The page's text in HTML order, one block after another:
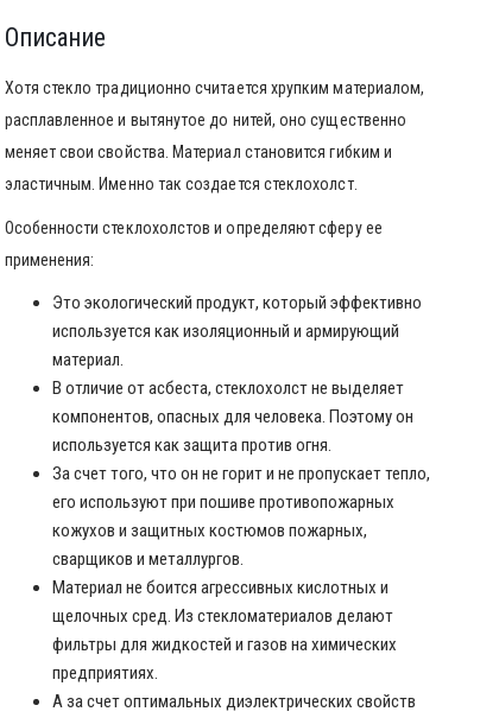
Описание
Хотя стекло традиционно считается хрупким материалом,
расплавленное и вытянутое до нитей, оно существенно
меняет свои свойства. Материал становится гибким и
эластичным. Именно так создается стеклохолст.
Особенности стеклохолстов и определяют сферу ее
применения:
Это экологический продукт, который эффективно
используется как изоляционный и армирующий
материал.
В отличие от асбеста, стеклохолст не выделяет
компонентов, опасных для человека. Поэтому он
используется как защита против огня.
За счет того, что он не горит и не пропускает тепло,
его используют при пошиве противопожарных
кожухов и защитных костюмов пожарных,
сварщиков и металлургов.
Материал не боится агрессивных кислотных и
щелочных сред. Из стекломатериалов делают
фильтры для жидкостей и газов на химических
предприятиях.
А за счет оптимальных диэлектрических свойств